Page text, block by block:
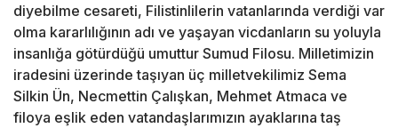
diyebilme cesareti, Filistinlilerin vatanlarında verdiği var
olma kararlılığının adı ve yaşayan vicdanların su yoluyla
insanlığa götürdüğü umuttur Sumud Filosu. Milletimizin
iradesini üzerinde taşıyan üç milletvekilimiz Sema
Silkin Ün, Necmettin Çalışkan, Mehmet Atmaca ve
filoya eşlik eden vatandaşlarımızın ayaklarına taş